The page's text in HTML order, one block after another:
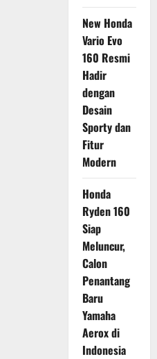
New Honda
Vario Evo
160 Resmi
Hadir
dengan
Desain
Sporty dan
Fitur
Modern
Honda
Ryden 160
Siap
Meluncur,
Calon
Penantang
Baru
Yamaha
Aerox di
Indonesia